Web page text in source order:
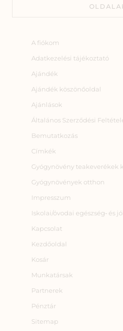
A fiókom
Adatkezelési tájékoztató
Ajándék
Ajándék köszönőoldal
Ajánlások
Általános Szerződési
Bemutatkozás
Címkék
Gyógynövény teakeverékek
Gyógynövények otthon
Impresszum
Iskolai/óvodai egészség‑ és
Kapcsolat
Kezdőoldal
Kosár
Munkatársak
Partnerek
Pénztár
Sitemap